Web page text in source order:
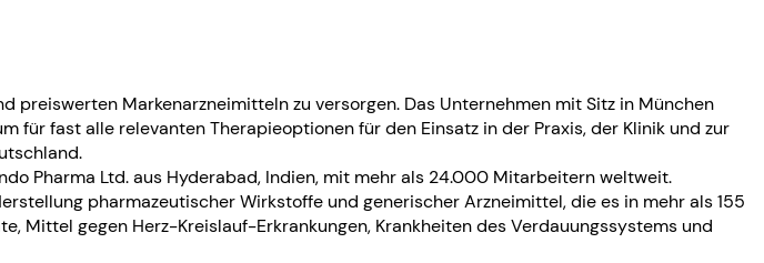
preiswerten Markenarzneimitteln zu versorgen. Das Unternehmen mit Sitz in München
fast alle relevanten Therapieoptionen für den Einsatz in der Praxis, der Klinik und zur
Pharma Ltd. aus Hyderabad, Indien, mit mehr als 24.000 Mitarbeitern weltweit.
pharmazeutischer Wirkstoffe und generischer Arzneimittel, die es in mehr als 155
Mittel gegen Herz-Kreislauf-Erkrankungen, Krankheiten des Verdauungssystems und